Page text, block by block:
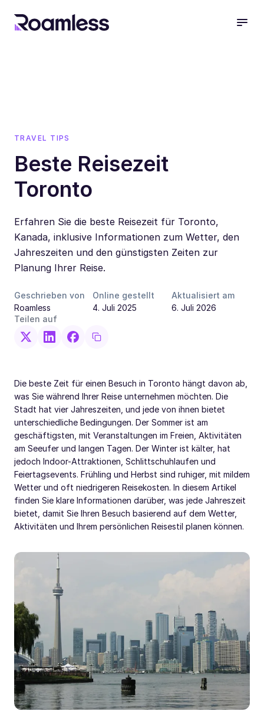
TRAVEL TIPS
Beste Reisezeit
Toronto
Erfahren Sie die beste Reisezeit für Toronto,
Kanada, inklusive Informationen zum Wetter, den
Jahreszeiten und den günstigsten Zeiten zur
Planung Ihrer Reise.
Geschrieben von
Roamless
Online gestellt
4. Juli 2025
Aktualisiert am
6. Juli 2026
Teilen auf
Die beste Zeit für einen Besuch in Toronto hängt davon ab,
was Sie während Ihrer Reise unternehmen möchten. Die
Stadt hat vier Jahreszeiten, und jede von ihnen bietet
unterschiedliche Bedingungen. Der Sommer ist am
geschäftigsten, mit Veranstaltungen im Freien, Aktivitäten
am Seeufer und langen Tagen. Der Winter ist kälter, hat
jedoch Indoor-Attraktionen, Schlittschuhlaufen und
Feiertagsevents. Frühling und Herbst sind ruhiger, mit mildem
Wetter und oft niedrigeren Reisekosten. In diesem Artikel
finden Sie klare Informationen darüber, was jede Jahreszeit
bietet, damit Sie Ihren Besuch basierend auf dem Wetter,
Aktivitäten und Ihrem persönlichen Reisestil planen können.